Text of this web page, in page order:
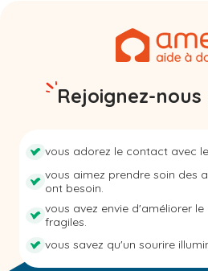
Rejoignez-nous
vous adorez le contact avec
vous aimez prendre soin des
ont besoin.
vous avez envie d'améliorer
fragiles.
vous savez qu'un sourire